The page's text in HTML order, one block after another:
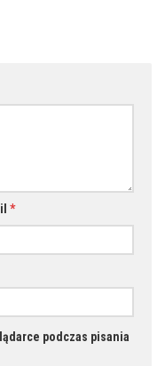
*
podczas pisania